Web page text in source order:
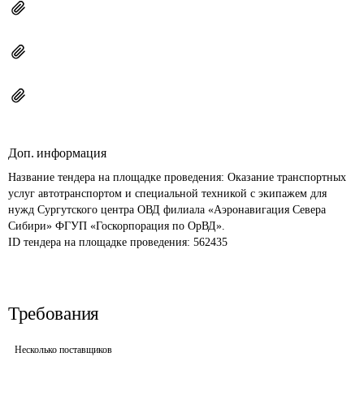
Доп. информация
Название тендера на площадке проведения: Оказание транспортных
услуг автотранспортом и специальной техникой с экипажем для
нужд Сургутского центра ОВД филиала «Аэронавигация Севера
Сибири» ФГУП «Госкорпорация по ОрВД».
ID тендера на площадке проведения: 562435
Требования
Несколько поставщиков